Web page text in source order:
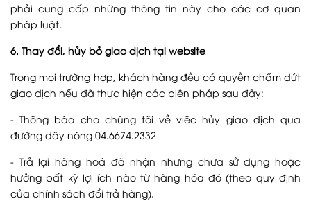
phải cung cấp những thông tin này cho các cơ quan
pháp luật.
6. Thay đổi, hủy bỏ giao dịch tại website
Trong mọi trường hợp, khách hàng đều có quyền chấm dứt
giao dịch nếu đã thực hiện các biện pháp sau đây:
- Thông báo cho chúng tôi về việc hủy giao dịch qua
đường dây nóng 04.6674.2332
- Trả lại hàng hoá đã nhận nhưng chưa sử dụng hoặc
hưởng bất kỳ lợi ích nào từ hàng hóa đó (theo quy định
của chính sách đổi trả hàng).